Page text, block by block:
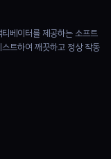
베이터를 제공하는 소프트
트하여 깨끗하고 정상 작동